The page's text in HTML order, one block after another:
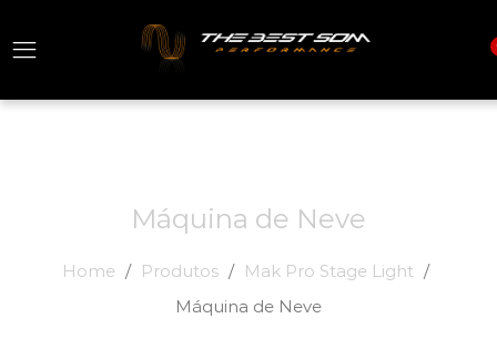
Máquina de Neve
Home Produtos
Mak Pro Stage Light
Máquina de Neve